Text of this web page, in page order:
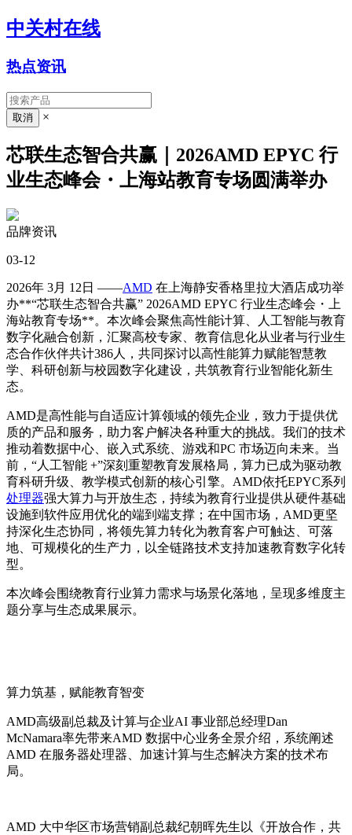
中关村在线
热点资讯
×
芯联生态智合共赢｜2026AMD EPYC 行
业生态峰会・上海站教育专场圆满举办
品牌资讯
03-12
2026年 3月 12日 ——AMD 在上海静安香格里拉大酒店成功举
办**“芯联生态智合共赢” 2026AMD EPYC 行业生态峰会・上
海站教育专场**。本次峰会聚焦高性能计算、人工智能与教育
数字化融合创新，汇聚高校专家、教育信息化从业者与行业生
态合作伙伴共计386人，共同探讨以高性能算力赋能智慧教
学、科研创新与校园数字化建设，共筑教育行业智能化新生
态。
AMD是高性能与自适应计算领域的领先企业，致力于提供优
质的产品和服务，助力客户解决各种重大的挑战。我们的技术
推动着数据中心、嵌入式系统、游戏和PC 市场迈向未来。当
前，“人工智能 +”深刻重塑教育发展格局，算力已成为驱动教
育科研升级、教学模式创新的核心引擎。AMD依托EPYC系列
处理器强大算力与开放生态，持续为教育行业提供从硬件基础
设施到软件应用优化的端到端支撑；在中国市场，AMD更坚
持深化生态协同，将领先算力转化为教育客户可触达、可落
地、可规模化的生产力，以全链路技术支持加速教育数字化转
型。
本次峰会围绕教育行业算力需求与场景化落地，呈现多维度主
题分享与生态成果展示。
算力筑基，赋能教育智变
AMD高级副总裁及计算与企业AI 事业部总经理Dan
McNamara率先带来AMD 数据中心业务全景介绍，系统阐述
AMD 在服务器处理器、加速计算与生态解决方案的技术布
局。
AMD 大中华区市场营销副总裁纪朝晖先生以《开放合作，共